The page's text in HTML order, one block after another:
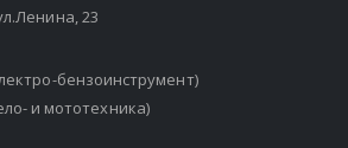
23
бензоинструмент)
и мототехника)